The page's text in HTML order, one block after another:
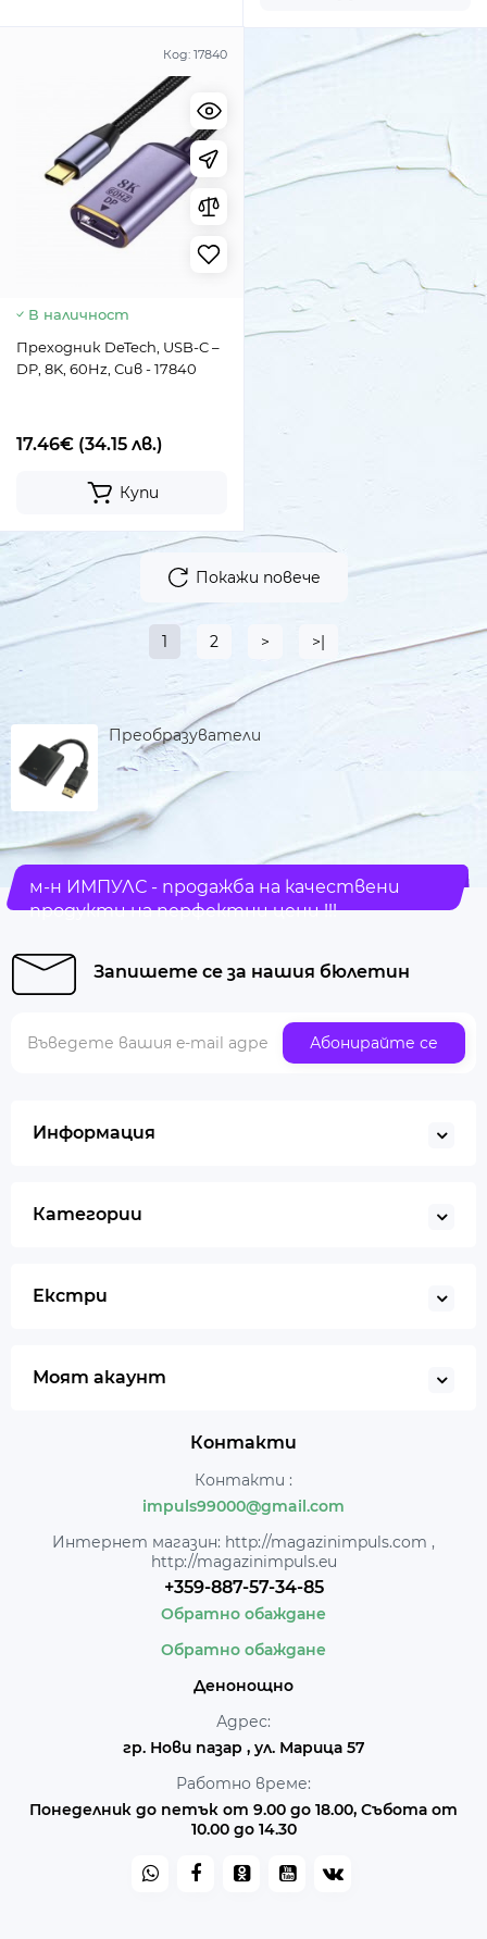
Код: 17840
В наличност
Преходник DeTech, USB-C –
DP, 8K, 60Hz, Сив - 17840
17.46€ (34.15 лв.)
Купи
Покажи повече
1 2 > >|
Преобразуватели
м-н ИМПУЛС - продажба на качествени
продукти на перфектни цени !!!
Запишете се за нашия бюлетин
Абонирайте се
Информация
Категории
Екстри
Моят акаунт
Контакти
Контакти :
impuls99000@gmail.com
Интернет магазин: http://magazinimpuls.com ,
http://magazinimpuls.eu
+359-887-57-34-85
Обратно обаждане
Обратно обаждане
Денонощно
Адрес:
гр. Нови пазар , ул. Марица 57
Работно време:
Понеделник до петък от 9.00 до 18.00, Събота от
10.00 до 14.30